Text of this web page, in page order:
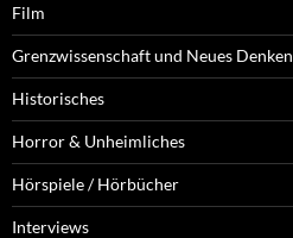
Film
Grenzwissenschaft und Neues Denken
Historisches
Horror & Unheimliches
Hörspiele / Hörbücher
Interviews